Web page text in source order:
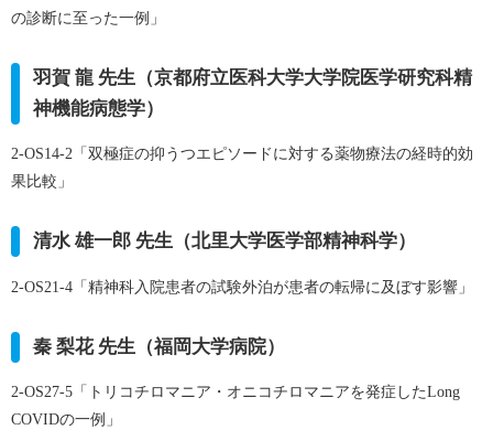
の診断に至った一例」
羽賀 龍 先生（京都府立医科大学大学院医学研究科精
神機能病態学）
2-OS14-2「双極症の抑うつエピソードに対する薬物療法の経時的効
果比較」
清水 雄一郎 先生（北里大学医学部精神科学）
2-OS21-4「精神科入院患者の試験外泊が患者の転帰に及ぼす影響」
秦 梨花 先生（福岡大学病院）
2-OS27-5「トリコチロマニア・オニコチロマニアを発症したLong
COVIDの一例」